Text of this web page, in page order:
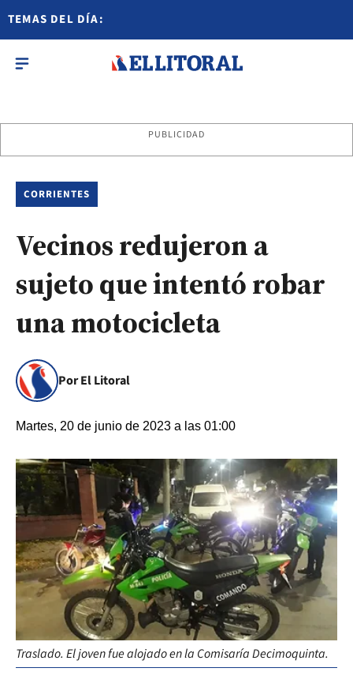
TEMAS DEL DÍA:
PUBLICIDAD
CORRIENTES
Vecinos redujeron a
sujeto que intentó robar
una motocicleta
Por El Litoral
Martes, 20 de junio de 2023 a las 01:00
Traslado. El joven fue alojado en la Comisaría Decimoquinta.